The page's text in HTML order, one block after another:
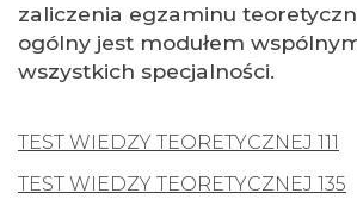
zaliczenia egzaminu
ogólny jest modułem
wszystkich specjalności.
TEST WIEDZY TEORETYCZNEJ 111
TEST WIEDZY TEORETYCZNEJ 135